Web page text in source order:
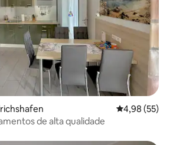
4,98 de uma
4,98 (55)
de alta qualidade